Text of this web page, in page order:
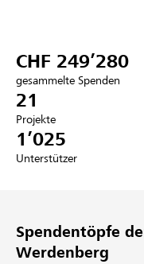
Anmelden
Registrieren
CHF 249’280
gesammelte Spenden
21
Projekte
1’025
Unterstützer
Spendentöpfe
Werdenberg